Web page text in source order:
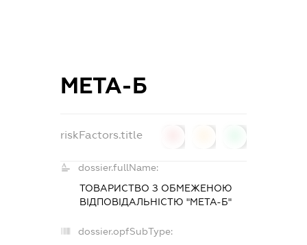
МЕТА-Б
riskFactors.title
dossier.fullName:
ТОВАРИСТВО З ОБМЕЖЕНОЮ
ВІДПОВІДАЛЬНІСТЮ "МЕТА-Б"
dossier.opfSubType: